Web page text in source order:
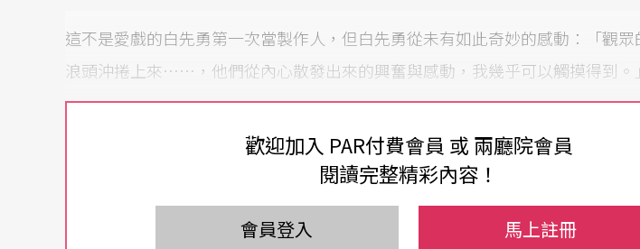
這不是愛戲的白先勇第一次當製作人，但白先勇從未有如此奇妙的感動：「觀
浪頭沖捲上來……，他們從內心散發出來的興奮與感動，我幾乎可以觸摸得到。」
《文化苦旅》作者余秋雨曾說，有一些遠離當代時空的脆薄文化，極為精緻卻
靠幾個文化人敏感的心、纖弱的手小心翼翼守護，就如白先勇對於崑曲的守護，
亭》讓「一條貫穿四百年的集體審美纜索終於被找到」。
則認為，青春版《牡丹亭》不只是一齣戲而已，而是一次絕無僅有的
歡迎加入 PAR付費會員 或 兩廳院會員
閱讀完整精彩內容！
會員登入 馬上註冊